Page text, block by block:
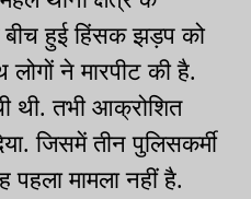
बीच हुई हिंसक झड़प को
ने मारपीट की है.
थी. तभी आक्रोशित
जिसमें तीन पुलिसकर्मी
मामला नहीं है.